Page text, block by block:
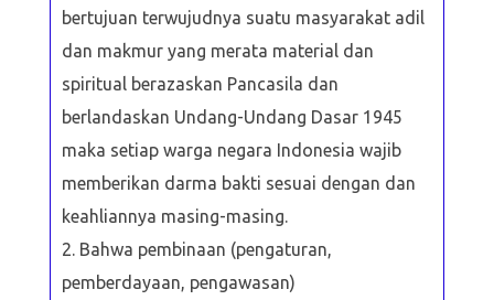
bertujuan terwujudnya suatu masyarakat adil
dan makmur yang merata material dan
spiritual berazaskan Pancasila dan
berlandaskan Undang-Undang Dasar 1945
maka setiap warga negara Indonesia wajib
memberikan darma bakti sesuai dengan dan
keahliannya masing-masing.
Bahwa pembinaan (pengaturan,
pemberdayaan, pengawasan)